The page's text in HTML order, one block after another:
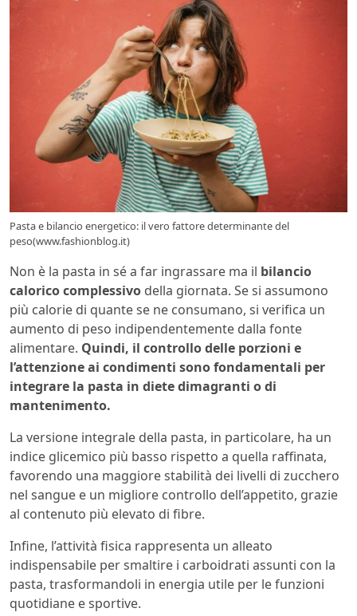
Pasta e bilancio energetico: il vero fattore determinante del
peso(www.fashionblog.it)
Non è la pasta in sé a far ingrassare ma il bilancio
calorico complessivo della giornata. Se si assumono
più calorie di quante se ne consumano, si verifica un
aumento di peso indipendentemente dalla fonte
alimentare. Quindi, il controllo delle porzioni e
l’attenzione ai condimenti sono fondamentali per
integrare la pasta in diete dimagranti o di
mantenimento.
La versione integrale della pasta, in particolare, ha un
indice glicemico più basso rispetto a quella raffinata,
favorendo una maggiore stabilità dei livelli di zucchero
nel sangue e un migliore controllo dell’appetito, grazie
al contenuto più elevato di fibre.
Infine, l’attività fisica rappresenta un alleato
indispensabile per smaltire i carboidrati assunti con la
pasta, trasformandoli in energia utile per le funzioni
quotidiane e sportive.